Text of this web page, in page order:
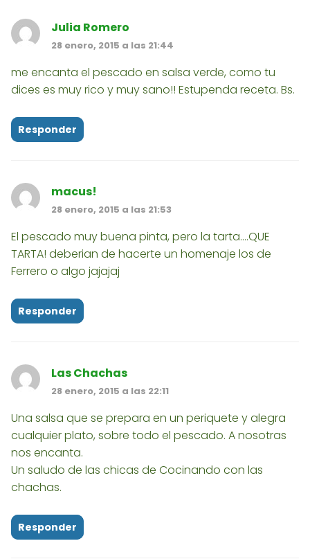
Julia Romero
28 enero, 2015 a las 21:44
me encanta el pescado en salsa verde, como tu
dices es muy rico y muy sano!! Estupenda receta. Bs.
Responder
macus!
28 enero, 2015 a las 21:53
El pescado muy buena pinta, pero la tarta....QUE
TARTA! deberian de hacerte un homenaje los de
Ferrero o algo jajajaj
Responder
Las Chachas
28 enero, 2015 a las 22:11
Una salsa que se prepara en un periquete y alegra
cualquier plato, sobre todo el pescado. A nosotras
nos encanta.
Un saludo de las chicas de Cocinando con las
chachas.
Responder